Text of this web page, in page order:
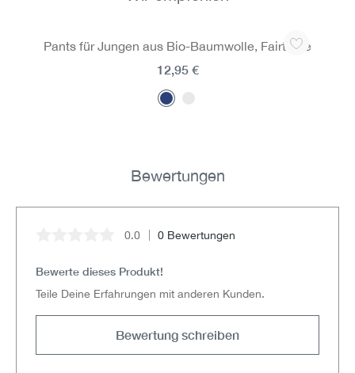
Pants für Jungen aus Bio-Baumwolle, Fairtrade
12,95 €
Bewertungen
Durchschnittliche Bewertung von 0 von 5 Sternen
0.0 0 Bewertungen
Bewerte dieses Produkt!
Teile Deine Erfahrungen mit anderen Kunden.
Bewertung schreiben